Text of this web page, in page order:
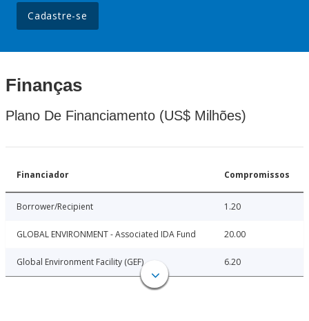
Cadastre-se
Finanças
Plano De Financiamento (US$ Milhões)
Financiador Compromissos
Borrower/Recipient 1.20
GLOBAL ENVIRONMENT - Associated IDA Fund 20.00
Global Environment Facility (GEF) 6.20